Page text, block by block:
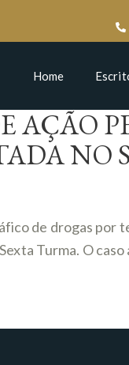
Home
NO
de drogas por
Turma. O